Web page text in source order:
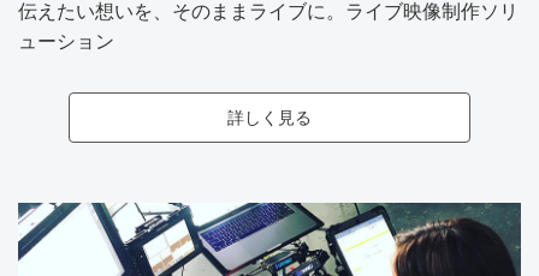
伝えたい想いを、そのままライブに。ライブ映像制作ソリ
ューション
詳しく見る